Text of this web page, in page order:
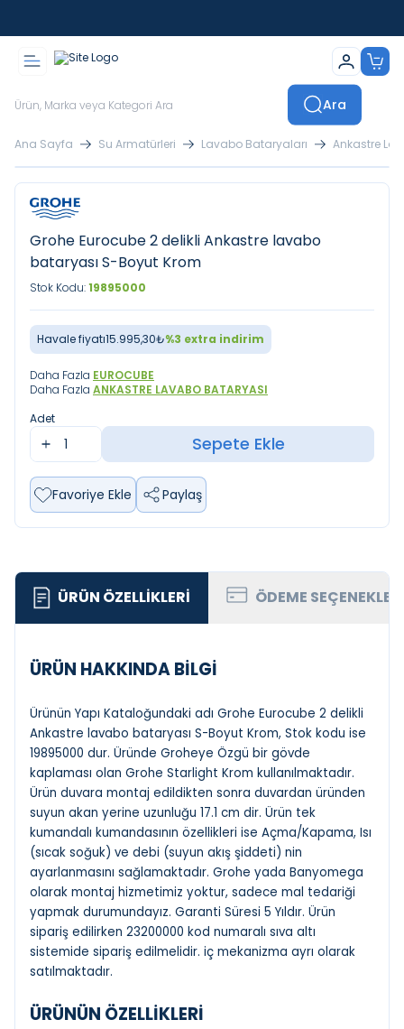
Ara
Ana Sayfa Su Armatürleri Lavabo Bataryaları Ankastre
Grohe Eurocube 2 delikli Ankastre lavabo
bataryası S-Boyut Krom
Stok Kodu:19895000
Havale fiyatı15.995,30₺%3 extra indirim
Daha Fazla EUROCUBE
Daha Fazla ANKASTRE LAVABO BATARYASI
Adet
Sepete Ekle
Favoriye Ekle Paylaş
ÜRÜN ÖZELLIKLERI ÖDEME
ÜRÜN HAKKINDA BİLGİ
Ürünün Yapı Kataloğundaki adı Grohe Eurocube 2 delikli
Ankastre lavabo bataryası S-Boyut Krom, Stok kodu ise
19895000 dur. Üründe Groheye Özgü bir gövde
kaplaması olan Grohe Starlight Krom kullanılmaktadır.
Ürün duvara montaj edildikten sonra duvardan üründen
suyun akan yerine uzunluğu 17.1 cm dir. Ürün tek
kumandalı kumandasının özellikleri ise Açma/Kapama, Isı
(sıcak soğuk) ve debi (suyun akış şiddeti) nin
ayarlanmasını sağlamaktadır. Grohe yada Banyomega
olarak montaj hizmetimiz yoktur, sadece mal tedariği
yapmak durumundayız. Garanti Süresi 5 Yıldır. Ürün
sipariş edilirken 23200000 kod numaralı sıva altı
sistemide sipariş edilmelidir. iç mekanizma ayrı olarak
satılmaktadır.
ÜRÜNÜN ÖZELLİKLERİ